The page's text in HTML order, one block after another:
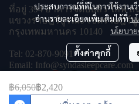
฿6,050฿2,420
ประสบการณ์ที่ดีในการใช้งานเ
อ่านรายละเอียดเพิ่มเติมได้ที่น
นโยบา
ตั้งค่าคุกกี้
ที่อยู่ 394 อาคารจีดับบลิว ไลฟ์
แขวงราษฎร์บูรณะ เขตราษฎร์
กรุงเทพมหานคร 10140
Tel: 02-870-9091
Email: Info@syndasleepcare.com